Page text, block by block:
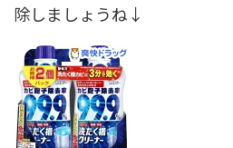
除しましょうね↓